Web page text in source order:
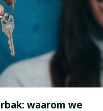
waarom we